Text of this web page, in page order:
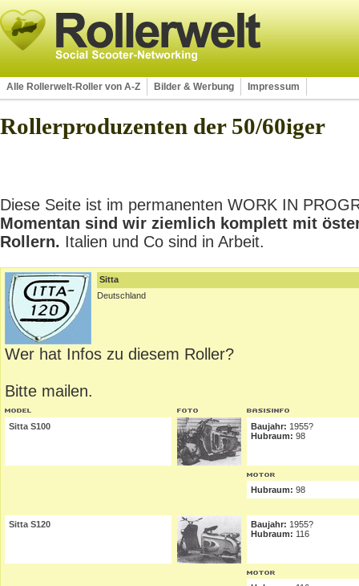
Alle Rollerwelt-Roller von A-Z Bilder & Werbung Impressum
Rollerproduzenten der 50/60iger
Diese Seite ist im permanenten WORK IN
Momentan sind wir ziemlich komplett mit
Rollern. Italien und Co sind in Arbeit.
Sitta
Deutschland
Wer hat Infos zu diesem Roller?
Bitte mailen.
Sitta S100 Baujahr: 1955?
Hubraum: 98
Hubraum: 98
Sitta S120 Baujahr: 1955?
Hubraum: 116